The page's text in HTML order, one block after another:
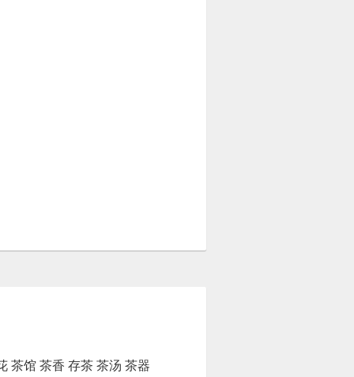
茶馆 茶香 存茶 茶汤 茶器